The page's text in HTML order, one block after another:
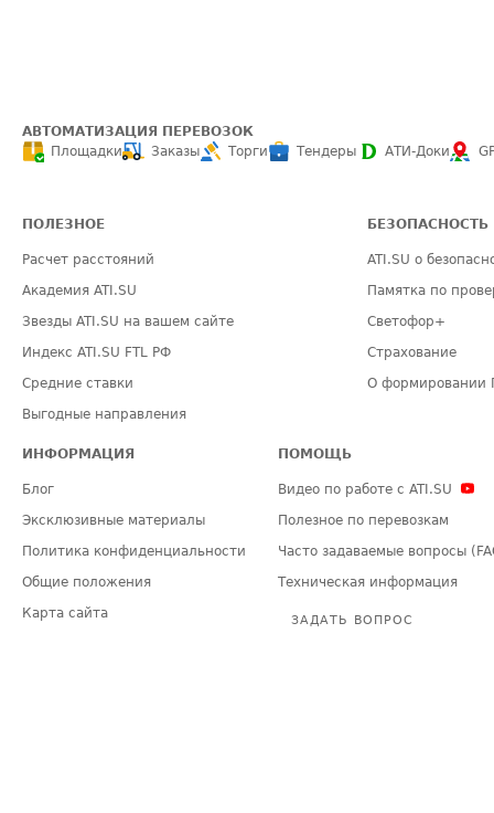
АВТОМАТИЗАЦИЯ ПЕРЕВОЗОК
Площадки
Заказы Торги Тендеры АТИ-Доки
ПОЛЕЗНОЕ
Расчет расстояний
Академия ATI.SU
Звезды ATI.SU на вашем сайте
Индекс ATI.SU FTL РФ
Средние ставки
Выгодные направления
БЕЗОПАСНОСТЬ
ATI.SU о
Памятка по
Светофор+
Страхование
О формировании
ИНФОРМАЦИЯ
Блог
Эксклюзивные материалы
Политика конфиденциальности
Общие положения
Карта сайта
ПОМОЩЬ
Видео по работе с ATI.SU
Полезное по перевозкам
Часто задаваемые вопросы
Техническая информация
ЗАДАТЬ ВОПРОС